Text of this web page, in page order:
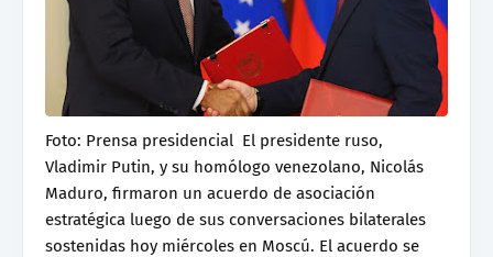
Foto: Prensa presidencial El presidente ruso,
Vladimir Putin, y su homólogo venezolano, Nicolás
Maduro, firmaron un acuerdo de asociación
estratégica luego de sus conversaciones bilaterales
sostenidas hoy miércoles en Moscú. El acuerdo se